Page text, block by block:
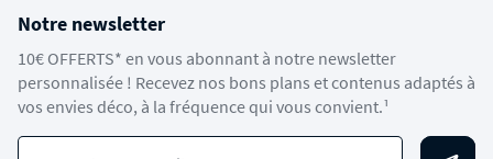
Notre newsletter
10€ OFFERTS* en vous abonnant à notre newsletter
personnalisée ! Recevez nos bons plans et contenus adaptés à
vos envies déco, à la fréquence qui vous convient.¹